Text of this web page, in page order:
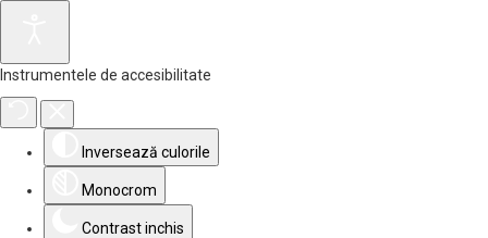
Instrumentele de accesibilitate
Inversează culorile
Monocrom
Contrast inchis